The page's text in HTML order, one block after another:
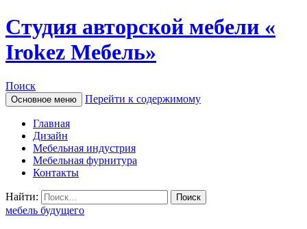
Студия авторской мебели «
Irokez Мебель»
Поиск
Основное меню Перейти к содержимому
Главная
Дизайн
Мебельная индустрия
Мебельная фурнитура
Контакты
Найти:
мебель будущего